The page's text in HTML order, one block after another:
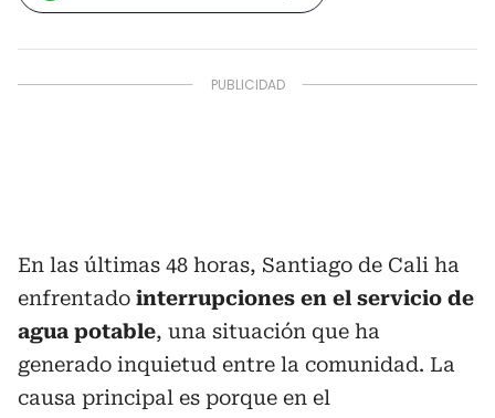
En las últimas 48 horas, Santiago de Cali ha
enfrentado interrupciones en el servicio de
agua potable, una situación que ha
generado inquietud entre la comunidad. La
causa principal es porque en el